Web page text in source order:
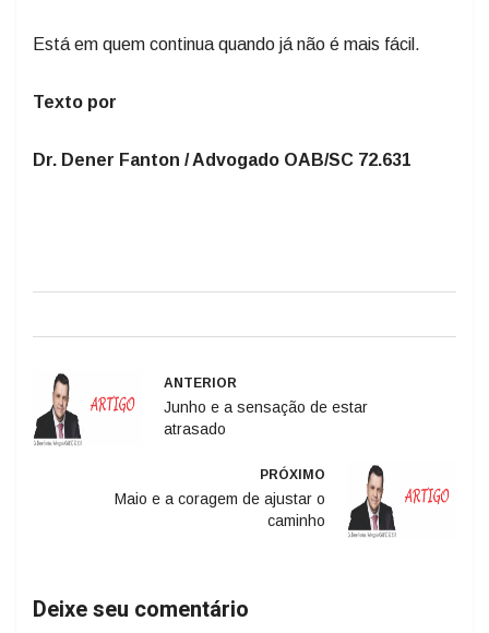
Está em quem continua quando já não é mais fácil.
Texto por
Dr. Dener Fanton / Advogado OAB/SC 72.631
ANTERIOR
Junho e a sensação de estar
atrasado
PRÓXIMO
Maio e a coragem de ajustar o
caminho
Deixe seu comentário